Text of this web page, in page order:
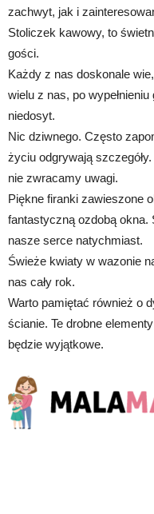
zachwyt, jak i
Stoliczek kawowy, to
gości.
Każdy z nas doskonale
wielu z nas, po
niedosyt.
Nic dziwnego. Często
życiu odgrywają
nie zwracamy uwagi.
Piękne firanki zawieszone
fantastyczną ozdobą okna.
nasze serce natychmiast.
Świeże kwiaty w wazonie
nas cały rok.
Warto pamiętać również o
ścianie. Te drobne
będzie wyjątkowe.